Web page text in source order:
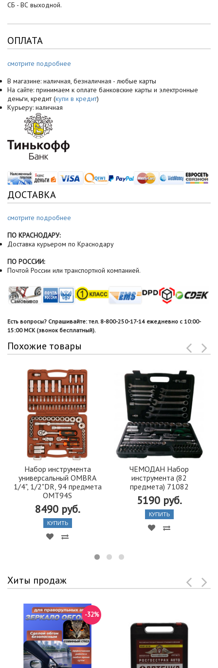
СБ - ВС выходной.
ОПЛАТА
смотрите подробнее
В магазине: наличная, безналичная - любые карты
На сайте: принимаем к оплате банковские карты и электронные
деньги, кредит (купи в кредит)
Курьеру: наличная
ДОСТАВКА
смотрите подробнее
ПО КРАСНОДАРУ:
Доставка курьером по Краснодару
ПО РОССИИ:
Почтой России или транспортной компанией.
Есть вопросы? Спрашивайте: тел. 8-800-250-17-14 ежедневно с 10:00-
15:00 МСК (звонок бесплатный).
Похожие товары
Набор инструмента
универсальный OMBRA
1/4", 1/2"DR, 94 предмета
OMT94S
8490 руб.
КУПИТЬ
ЧЕМОДАН Набор
инструмента (82
предмета) 71082
5190 руб.
КУПИТЬ
Хиты продаж
-32%